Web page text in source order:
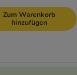
Zum Warenkorb
hinzufügen